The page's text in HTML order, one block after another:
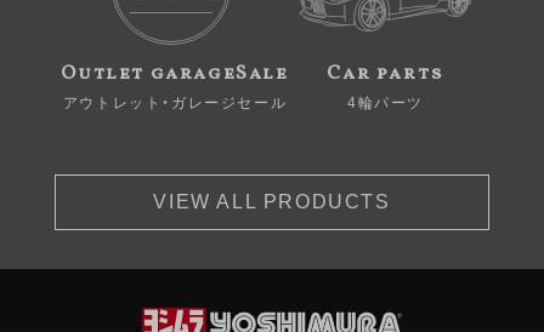
Outlet garageSale
アウトレット・ガレージセール
Car parts
4輪パーツ
VIEW ALL PRODUCTS